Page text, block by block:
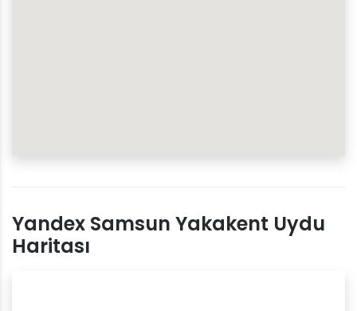
Yandex Samsun Yakakent Uydu
Haritası